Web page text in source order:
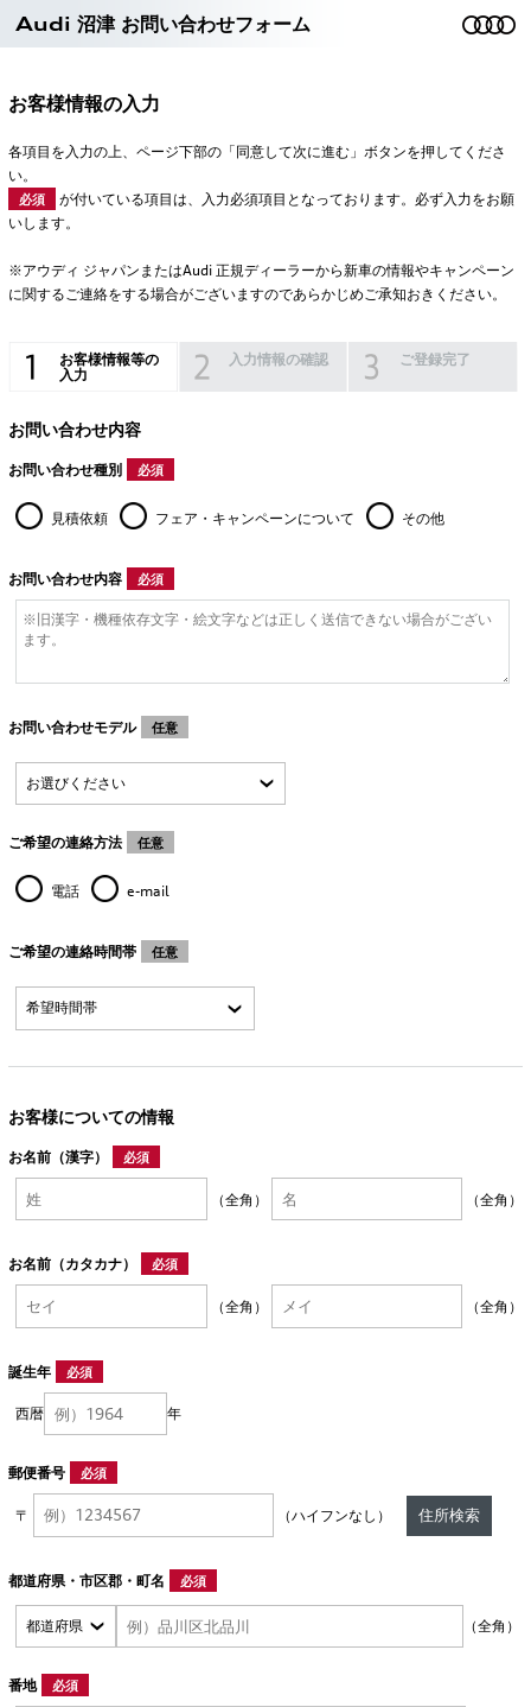
Audi 沼津 お問い合わせフォーム
お客様情報の入力
各項目を入力の上、ページ下部の「同意して次に進む」ボタンを押してくださ
い。
必須
が付いている項目は、入力必須項目となっております。必ず入力をお願
いします。
※アウディ ジャパンまたはAudi 正規ディーラーから新車の情報やキャンペーン
に関するご連絡をする場合がございますのであらかじめご承知おきください。
お客様情報等の
入力
入力情報の確認 ご登録完了
お問い合わせ内容
お問い合わせ種別 必須
見積依頼 フェア・キャンペーンについて その他
お問い合わせ内容 必須
お問い合わせモデル 任意
ご希望の連絡方法 任意
電話 e-mail
ご希望の連絡時間帯 任意
お客様についての情報
お名前（漢字） 必須
（全角） （全角）
お名前（カタカナ） 必須
（全角） （全角）
誕生年 必須
西暦 年
郵便番号 必須
〒 （ハイフンなし） 住所検索
都道府県・市区郡・町名 必須
（全角）
番地 必須